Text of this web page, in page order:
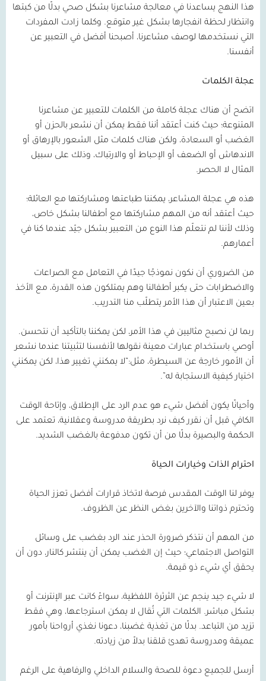
هذا النهج يساعدنا في معالجة مشاعرنا بشكل صحي بدلًا من كبتها
وانتظار لحظة انفجارها بشكل غير متوقع. وكلما زادت المفردات
التي نستخدمها لوصف مشاعرنا، أصبحنا أفضل في التعبير عن
أنفسنا.
عجلة الكلمات
اتضح أن هناك عجلة كاملة من الكلمات للتعبير عن مشاعرنا
المتنوعة؛ حيث كنت أعتقد أننا فقط يمكن أن نشعر بالحزن أو
الغضب أو السعادة، ولكن هناك كلمات مثل الشعور بالإرهاق أو
الاندهاش أو الضعف أو الإحباط أو والارتباك، وذلك على سبيل
المثال لا الحصر.
هذه هي عجلة المشاعر، يمكننا طباعتها ومشاركتها مع العائلة؛
حيث أعتقد أنه من المهم مشاركتها مع أطفالنا بشكل خاص،
وذلك لأننا لم نتعلّم هذا النوع من التعبير بشكل جيّد عندما كنا في
أعمارهم.
من الضروري أن نكون نموذجًا جيدًا في التعامل مع الصراعات
والاضطرابات حتى يكبر أطفالنا وهم يمتلكون هذه القدرة، مع الأخذ
بعين الاعتبار أن هذا الأمر يتطلّب منا التدريب.
ربما لن نصبح مثاليين في هذا الأمر، لكن يمكننا بالتأكيد أن نتحسن.
أوصي باستخدام عبارات معينة نقولها لأنفسنا لتثبيتنا عندما نشعر
أن الأمور خارجة عن السيطرة، مثل:“لا يمكنني تغيير هذا، لكن يمكنني
اختيار كيفية الاستجابة له”.
وأحيانًا يكون أفضل شيء هو عدم الرد على الإطلاق، وإتاحة الوقت
الكافي قبل أن نقرر كيف نرد بطريقة مدروسة وعقلانية، تعتمد على
الحكمة والبصيرة بدلًا من أن تكون مدفوعة بالغضب الشديد.
احترام الذات وخيارات الحياة
يوفر لنا الوقت المقدس فرصة لاتخاذ قرارات أفضل تعزز الحياة
وتحترم ذواتنا والآخرين بغض النظر عن الظروف.
من المهم أن نتذكر ضرورة الحذر عند الرد بغضب على وسائل
التواصل الاجتماعي؛ حيث إن الغضب يمكن أن ينتشر كالنار، دون أن
يحقق أي شيء ذو قيمة.
لا شيء جيد ينجم عن الثرثرة اللفظية، سواءً كانت عبر الإنترنت أو
بشكل مباشر. الكلمات التي تُقال لا يمكن استرجاعها، وهي فقط
تزيد من التباعد. بدلًا من تغذية غضبنا، دعونا نغذي أرواحنا بأمور
عميقة ومدروسة تهدئ قلقنا بدلاً من زيادته.
أرسل للجميع دعوة للصحة والسلام الداخلي والرفاهية على الرغم